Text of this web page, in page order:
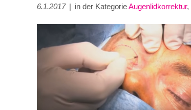
6.1.2017 | in der KategorieAugenlidkorrektur,